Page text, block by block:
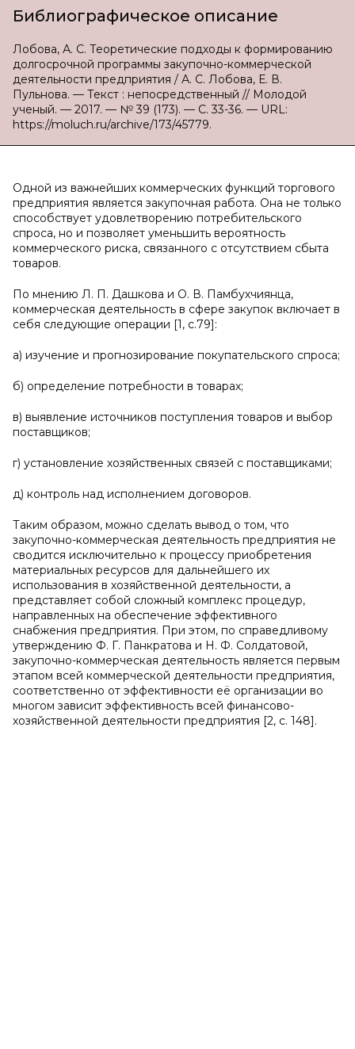
Библиографическое описание
Лобова, А. С. Теоретические подходы к формированию
долгосрочной программы закупочно-коммерческой
деятельности предприятия / А. С. Лобова, Е. В.
Пульнова. — Текст : непосредственный // Молодой
ученый. — 2017. — № 39 (173). — С. 33-36. — URL:
https://moluch.ru/archive/173/45779.
Одной из важнейших коммерческих функций торгового
предприятия является закупочная работа. Она не только
способствует удовлетворению потребительского
спроса, но и позволяет уменьшить вероятность
коммерческого риска, связанного с отсутствием сбыта
товаров.
По мнению Л. П. Дашкова и О. В. Памбухчиянца,
коммерческая деятельность в сфере закупок включает в
себя следующие операции [1, c.79]:
а) изучение и прогнозирование покупательского спроса;
б) определение потребности в товарах;
в) выявление источников поступления товаров и выбор
поставщиков;
г) установление хозяйственных связей с поставщиками;
д) контроль над исполнением договоров.
Таким образом, можно сделать вывод о том, что
закупочно-коммерческая деятельность предприятия не
сводится исключительно к процессу приобретения
материальных ресурсов для дальнейшего их
использования в хозяйственной деятельности, а
представляет собой сложный комплекс процедур,
направленных на обеспечение эффективного
снабжения предприятия. При этом, по справедливому
утверждению Ф. Г. Панкратова и Н. Ф. Солдатовой,
закупочно-коммерческая деятельность является первым
этапом всей коммерческой деятельности предприятия,
соответственно от эффективности её организации во
многом зависит эффективность всей финансово-
хозяйственной деятельности предприятия [2, c. 148].